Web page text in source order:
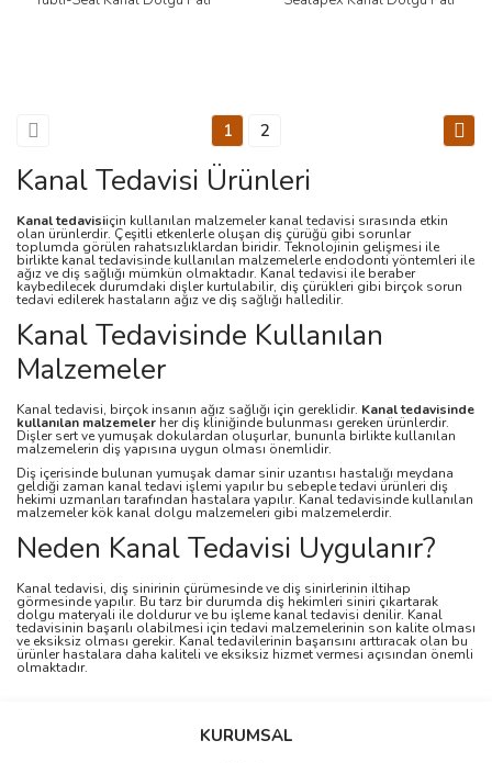
1 2
Kanal Tedavisi Ürünleri
Kanal tedavisiiçin kullanılan malzemeler kanal tedavisi sırasında etkin
olan ürünlerdir. Çeşitli etkenlerle oluşan diş çürüğü gibi sorunlar
toplumda görülen rahatsızlıklardan biridir. Teknolojinin gelişmesi ile
birlikte kanal tedavisinde kullanılan malzemelerle endodonti yöntemleri ile
ağız ve diş sağlığı mümkün olmaktadır. Kanal tedavisi ile beraber
kaybedilecek durumdaki dişler kurtulabilir, diş çürükleri gibi birçok sorun
tedavi edilerek hastaların ağız ve diş sağlığı halledilir.
Kanal Tedavisinde Kullanılan
Malzemeler
Kanal tedavisi, birçok insanın ağız sağlığı için gereklidir. Kanal tedavisinde
kullanılan malzemeler her diş kliniğinde bulunması gereken ürünlerdir.
Dişler sert ve yumuşak dokulardan oluşurlar, bununla birlikte kullanılan
malzemelerin diş yapısına uygun olması önemlidir.
Diş içerisinde bulunan yumuşak damar sinir uzantısı hastalığı meydana
geldiği zaman kanal tedavi işlemi yapılır bu sebeple tedavi ürünleri diş
hekimi uzmanları tarafından hastalara yapılır. Kanal tedavisinde kullanılan
malzemeler kök kanal dolgu malzemeleri gibi malzemelerdir.
Neden Kanal Tedavisi Uygulanır?
Kanal tedavisi, diş sinirinin çürümesinde ve diş sinirlerinin iltihap
görmesinde yapılır. Bu tarz bir durumda diş hekimleri siniri çıkartarak
dolgu materyali ile doldurur ve bu işleme kanal tedavisi denilir. Kanal
tedavisinin başarılı olabilmesi için tedavi malzemelerinin son kalite olması
ve eksiksiz olması gerekir. Kanal tedavilerinin başarısını arttıracak olan bu
ürünler hastalara daha kaliteli ve eksiksiz hizmet vermesi açısından önemli
olmaktadır.
KURUMSAL